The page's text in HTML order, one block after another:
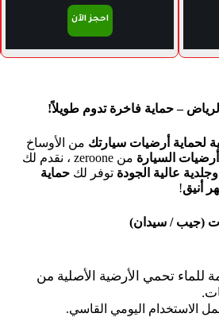
احجز الآن
– حماية فاخرة تدوم طويلاً!
لحماية أرضيات سيارتك من الأوساخ
السيارة من zeroone ، نقدم لك
عالية الجودة توفر لك حماية
أنيق!
(جيب / سيدان)
للماء تحمي الأرضية الأصلية من
الاستخدام اليومي القاسي.